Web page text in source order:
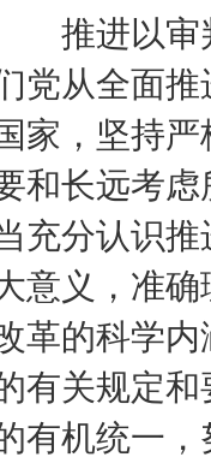
推进以审判
党从全面
家，坚持
和长远考
充分认识
意义，准
革的科学
有关规定
有机统一